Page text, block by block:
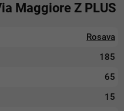
Maggiоre Z PLUS
Rosava
185
65
15